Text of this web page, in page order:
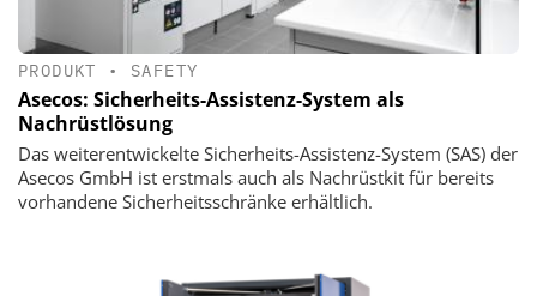
PRODUKT • SAFETY
Asecos: Sicherheits-Assistenz-System als
Nachrüstlösung
Das weiterentwickelte Sicherheits-Assistenz-System (SAS) der
Asecos GmbH ist erstmals auch als Nachrüstkit für bereits
vorhandene Sicherheitsschränke erhältlich.